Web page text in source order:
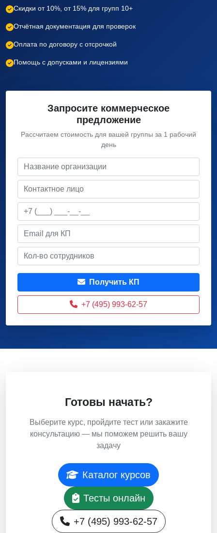
Скидки от 10%, от 15% для групп 10+
Отчётная документация для проверок
Оплата по договору с отсрочкой
Помощь с допусками и лицензиями
Запросите коммерческое
предложение
Рассчитаем стоимость для вашей группы за 1 рабочий
день
Получить КП
+7 (495) 993-62-57
Готовы начать?
Выберите курс, пройдите тест или закажите
консультацию — мы поможем решить вашу
задачу
Каталог курсов
Тесты онлайн
+7 (495) 993-62-57